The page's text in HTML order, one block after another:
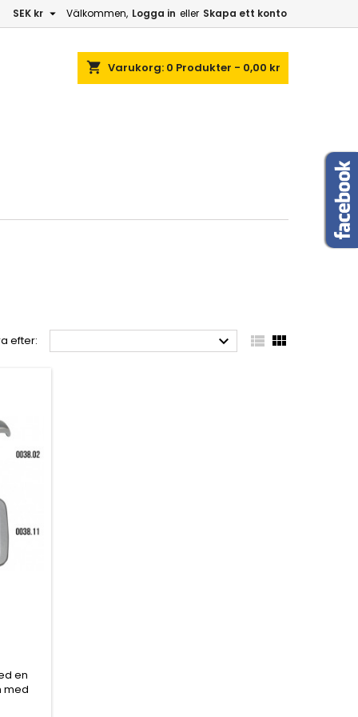
Välkommen, Logga in eller Skapa ett konto
SEK kr 
shopping_cart Varukorg: 0 Produkter - 0,00 kr
efter:   
en
med
En